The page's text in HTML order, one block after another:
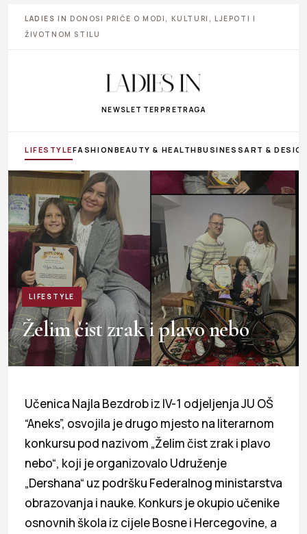
LADIES IN DONOSI PRIČE O MODI, KULTURI, LJEPOTI I
ŽIVOTNOM STILU
NEWSLETTER PRETRAGA
LIFESTYLEFASHIONBEAUTY & HEALTHBUSINESS ART &
LIFESTYLE
Želim čist zrak i plavo nebo
Učenica Najla Bezdrob iz IV-1 odjeljenja JU OŠ
“Aneks”, osvojila je drugo mjesto na literarnom
konkursu pod nazivom „Želim čist zrak i plavo
nebo“, koji je organizovalo Udruženje
„Dershana“ uz podršku Federalnog ministarstva
obrazovanja i nauke. Konkurs je okupio učenike
osnovnih škola iz cijele Bosne i Hercegovine, a